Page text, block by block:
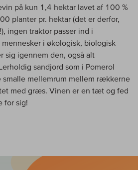
på kun 1,4 hektar lavet af 100 %
planter pr. hektar (det er derfor,
ingen traktor passer ind i
i økologisk, biologisk
sig igennem den, også alt
sandjord som i Pomerol
smalle mellemrum mellem rækkerne
med græs. Vinen er en tæt og fed
for sig!